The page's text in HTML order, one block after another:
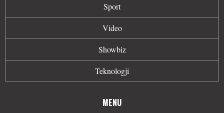
Sport
Video
Showbiz
Teknologji
MENU